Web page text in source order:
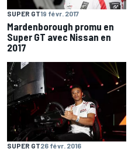
SUPER GT19 févr. 2017
Mardenborough promu en
Super GT avec Nissan en
2017
SUPER GT26 févr. 2016